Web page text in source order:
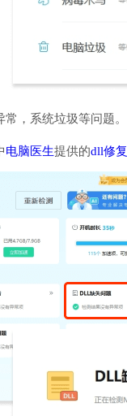
，系统垃圾等问题。
电脑医生提供的dll修复